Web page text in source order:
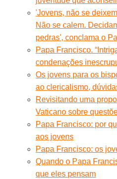
'Jovens, não se
Não se calem.
pedras', conclama o
Papa Francisco.
condenações
Os jovens para os
ao clericalismo,
Revisitando uma
Vaticano sobre
Papa Francisco: por
aos jovens
Papa Francisco: os
Quando o Papa
que eles pensam